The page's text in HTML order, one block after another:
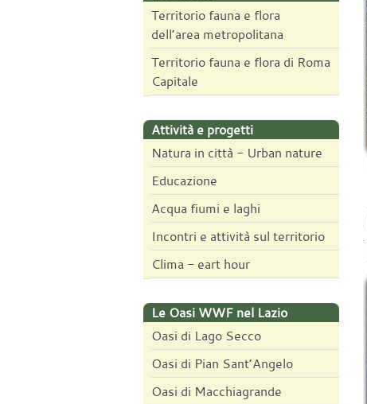
Territorio fauna e flora
dell’area metropolitana
Territorio fauna e flora di Roma
Capitale
Attività e progetti
Natura in città - Urban nature
Educazione
Acqua fiumi e laghi
Incontri e attività sul territorio
Clima - eart hour
Le Oasi WWF nel Lazio
Oasi di Lago Secco
Oasi di Pian Sant’Angelo
Oasi di Macchiagrande